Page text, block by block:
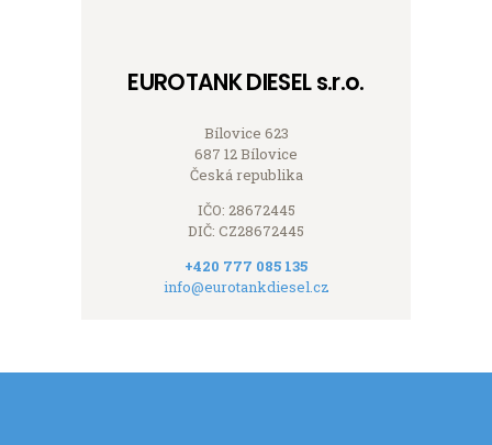
EUROTANK DIESEL s.r.o.
Bílovice 623
687 12 Bílovice
Česká republika
IČO: 28672445
DIČ: CZ28672445
+420 777 085 135
info@eurotankdiesel.cz